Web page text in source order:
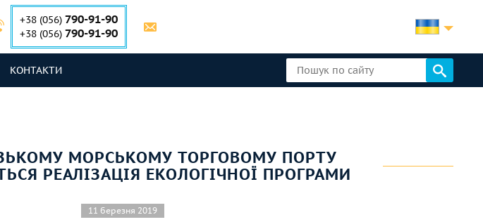
+38 (056) 790-91-90
+38 (056) 790-91-90
КОНТАКТИ
МОРСЬКОМУ ТОРГОВОМУ ПОРТУ
РЕАЛІЗАЦІЯ ЕКОЛОГІЧНОЇ ПРОГРАМИ
11 березня 2019